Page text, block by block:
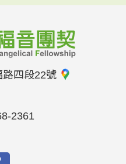
路四段22號
2361